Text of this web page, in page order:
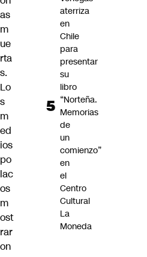
as
m
ue
rta
s.
Lo
s
m
ed
ios
po
lac
os
m
ost
rar
on
aterriza
en
Chile
para
presentar
su
libro
“Norteña.
Memorias
de
un
comienzo”
en
el
Centro
Cultural
La
Moneda